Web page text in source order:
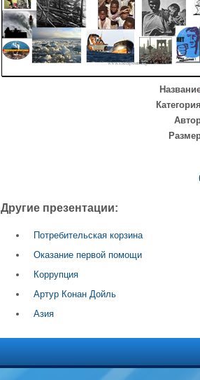
Другие презентации:
Потребительская корзина
Оказание первой помощи
Коррупция
Артур Конан Дойль
Азия